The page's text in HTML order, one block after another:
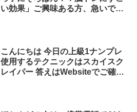
い効果」ご興味ある方、急いでく
でも計算はかなり速いです? 速い
と日常的に何かと便利? 受取こち
らです?
こんにちは 今日の上級1ナンプレ
使用するテクニックはスカイスク
レイパー 答えはWebsiteでご確認